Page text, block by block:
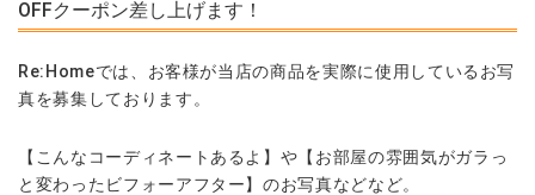
OFFクーポン差し上げます！
Re:Homeでは、お客様が当店の商品を実際に使用しているお写
真を募集しております。
【こんなコーディネートあるよ】や【お部屋の雰囲気がガラっ
と変わったビフォーアフター】のお写真などなど。